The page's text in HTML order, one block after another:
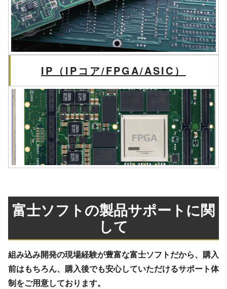
IP（IPコア/FPGA/ASIC）
富士ソフトの製品サポートに関
して
組み込み開発の現場経験が豊富な富士ソフトだから、購入
前はもちろん、購入後でも安心していただけるサポート体
制をご用意しております。